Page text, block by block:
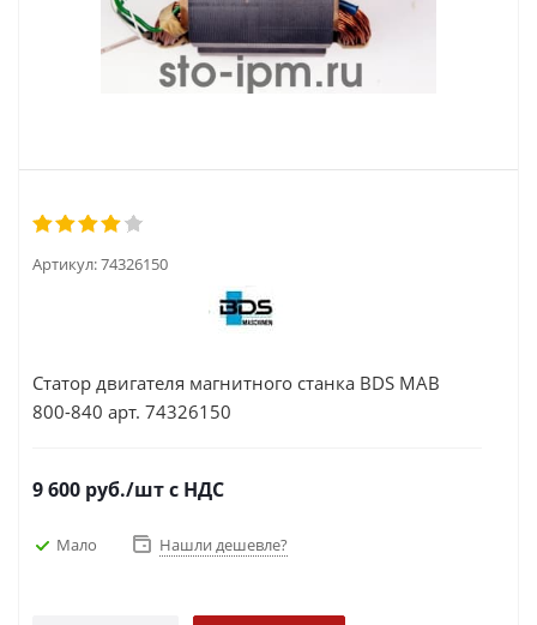
Артикул:74326150
Статор двигателя магнитного станка BDS MAB
800-840 арт. 74326150
9 600 руб./штс НДС
Мало Нашли дешевле?